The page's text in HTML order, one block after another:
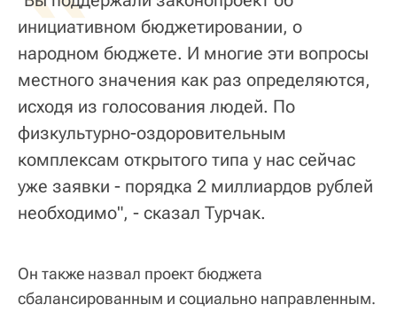
инициативном бюджетировании, о
народном бюджете. И многие эти вопросы
местного значения как раз определяются,
исходя из голосования людей. По
физкультурно-оздоровительным
комплексам открытого типа у нас сейчас
уже заявки - порядка 2 миллиардов рублей
необходимо", - сказал Турчак.
Он также назвал проект бюджета
сбалансированным и социально направленным.